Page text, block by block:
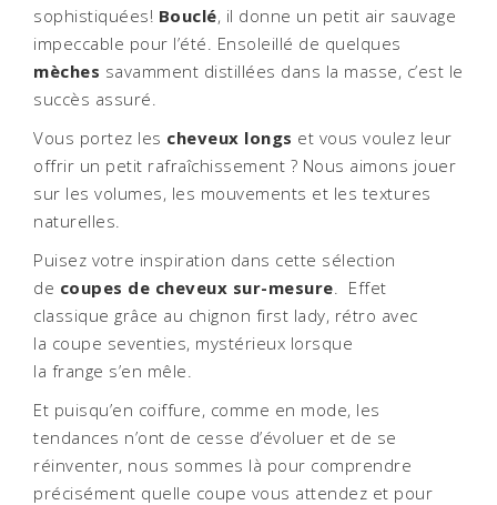
sophistiquées! Bouclé, il donne un petit air sauvage
impeccable pour l’été. Ensoleillé de quelques
mèches savamment distillées dans la masse, c’est le
succès assuré.
Vous portez les cheveux longs et vous voulez leur
offrir un petit rafraîchissement ? Nous aimons jouer
sur les volumes, les mouvements et les textures
naturelles.
Puisez votre inspiration dans cette sélection
de coupes de cheveux sur-mesure. Effet
classique grâce au chignon first lady, rétro avec
la coupe seventies, mystérieux lorsque
la frange s’en mêle.
Et puisqu’en coiffure, comme en mode, les
tendances n’ont de cesse d’évoluer et de se
réinventer, nous sommes là pour comprendre
précisément quelle coupe vous attendez et pour